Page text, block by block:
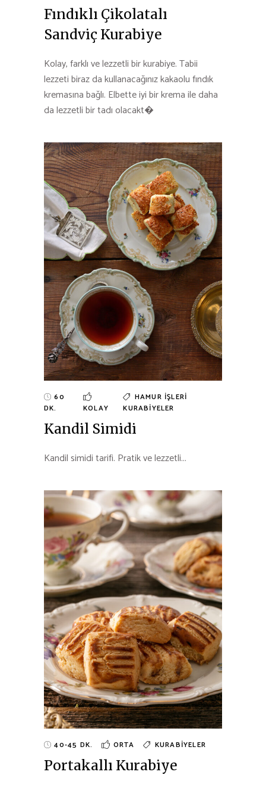
Fındıklı Çikolatalı
Sandviç Kurabiye
Kolay, farklı ve lezzetli bir kurabiye. Tabii
lezzeti biraz da kullanacağınız kakaolu fındık
kremasına bağlı. Elbette iyi bir krema ile daha
da lezzetli bir tadı olacakt�
60
DK.
KOLAY
HAMUR İŞLERI
KURABIYELER
Kandil Simidi
Kandil simidi tarifi. Pratik ve lezzetli...
40-45 DK. ORTA KURABIYELER
Portakallı Kurabiye